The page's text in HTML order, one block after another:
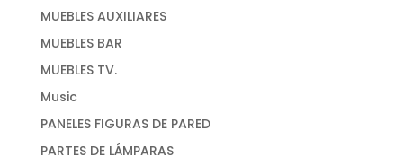
MUEBLES AUXILIARES
MUEBLES BAR
MUEBLES TV.
Music
PANELES FIGURAS DE PARED
PARTES DE LÁMPARAS